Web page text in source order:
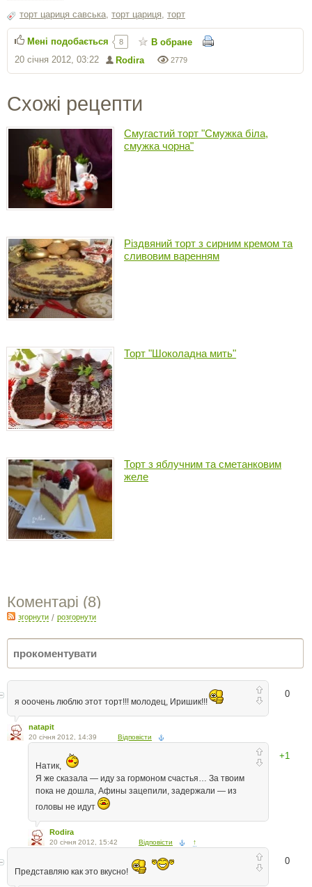
торт цариця савська торт цариця торт
2779
Rodira
20 січня 2012, 03:22
Мені подобається 8 В обране
Схожі рецепти
Смугастий торт "Смужка біла,
смужка чорна"
Різдвяний торт з сирним кремом та
сливовим варенням
Торт "Шоколадна мить"
Торт з яблучним та сметанковим
желе
Коментарі (8)
згорнути / розгорнути
0
я ооочень люблю этот торт!!! молодец, Иришик!!!
natapit
20 січня 2012, 14:39 Відповісти
+1
Натик,
Я же сказала — иду за гормоном счастья… За твоим
пока не дошла, Афины зацепили, задержали — из
головы не идут
Rodira
20 січня 2012, 15:42 Відповісти ↑
0
Представляю как это вкусно!